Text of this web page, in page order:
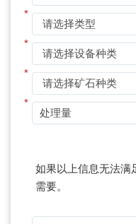
*
*
*
*
如果以上信息无法满
需要。